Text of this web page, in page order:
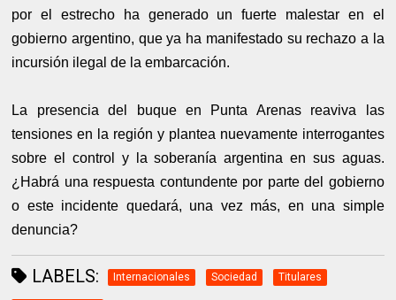
por el estrecho ha generado un fuerte malestar en el
gobierno argentino, que ya ha manifestado su rechazo a la
incursión ilegal de la embarcación.
La presencia del buque en Punta Arenas reaviva las
tensiones en la región y plantea nuevamente interrogantes
sobre el control y la soberanía argentina en sus aguas.
¿Habrá una respuesta contundente por parte del gobierno
o este incidente quedará, una vez más, en una simple
denuncia?
LABELS: Internacionales Sociedad Titulares